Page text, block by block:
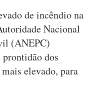
de incêndio na
Nacional
(ANEPC)
prontidão dos
elevado, para